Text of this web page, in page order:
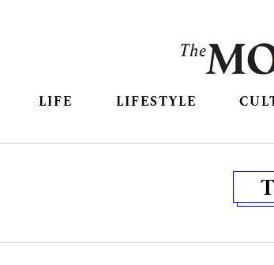
LIFE LIFESTYLE